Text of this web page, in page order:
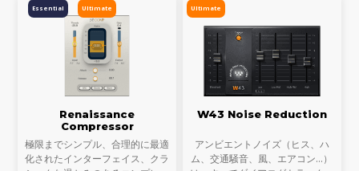
タリングからマルチメディア音楽
制作に至るまで、すべて
計のブループリントともなった製
品です。長年に渡りあらゆ
Ultimate
Essential
Renaissance
Compressor
極限までシンプル、合理的に最適
化されたインターフェイス、クラ
Ultimate
W43 Noise Reduction
アンビエントノイズ（ヒス、ハ
ム、交通騒音、風、エアコン…）